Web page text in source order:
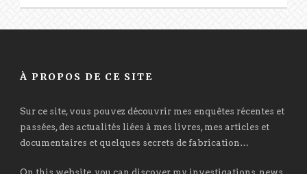
À PROPOS DE CE SITE
Sur ce site, vous pouvez découvrir mes enquêtes récentes et
passées, des actualités liées à mes livres, mes articles et
documentaires et quelques secrets de fabrication…